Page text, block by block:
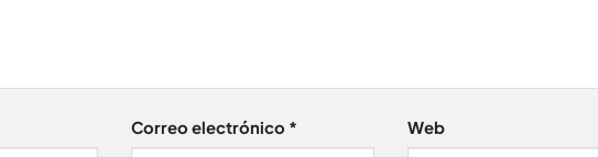
Correo electrónico * Web